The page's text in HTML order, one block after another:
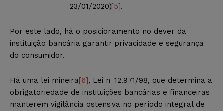
23/01/2020)[5].
Por este lado, há o posicionamento no dever da
instituição bancária garantir privacidade e segurança
do consumidor.
Há uma lei mineira[6], Lei n. 12.971/98, que determina a
obrigatoriedade de instituições bancárias e financeiras
manterem vigilância ostensiva no período integral de